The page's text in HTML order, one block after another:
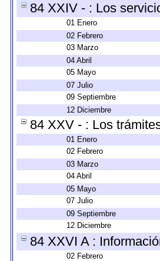
84 XXIV - : Los
01 Enero
02 Febrero
03 Marzo
04 Abril
05 Mayo
07 Julio
09 Septiembre
12 Diciembre
84 XXV - : Los
01 Enero
02 Febrero
03 Marzo
04 Abril
05 Mayo
07 Julio
09 Septiembre
12 Diciembre
84 XXVI A :
02 Febrero